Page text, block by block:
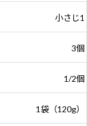
小さじ1
3個
1/2個
1袋（120g）